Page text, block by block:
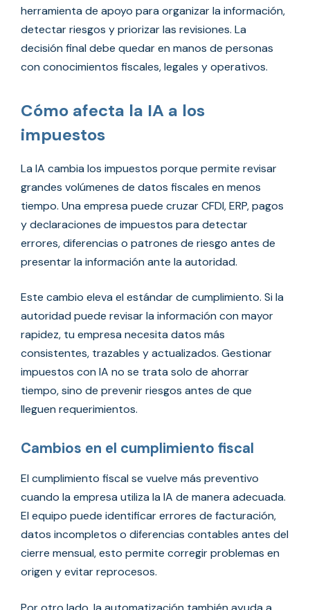
herramienta de apoyo para organizar la información,
detectar riesgos y priorizar las revisiones. La
decisión final debe quedar en manos de personas
con conocimientos fiscales, legales y operativos.
Cómo afecta la IA a los
impuestos
La IA cambia los impuestos porque permite revisar
grandes volúmenes de datos fiscales en menos
tiempo. Una empresa puede cruzar CFDI, ERP, pagos
y declaraciones de impuestos para detectar
errores, diferencias o patrones de riesgo antes de
presentar la información ante la autoridad.
Este cambio eleva el estándar de cumplimiento. Si la
autoridad puede revisar la información con mayor
rapidez, tu empresa necesita datos más
consistentes, trazables y actualizados. Gestionar
impuestos con IA no se trata solo de ahorrar
tiempo, sino de prevenir riesgos antes de que
lleguen requerimientos.
Cambios en el cumplimiento fiscal
El cumplimiento fiscal se vuelve más preventivo
cuando la empresa utiliza la IA de manera adecuada.
El equipo puede identificar errores de facturación,
datos incompletos o diferencias contables antes del
cierre mensual, esto permite corregir problemas en
origen y evitar reprocesos.